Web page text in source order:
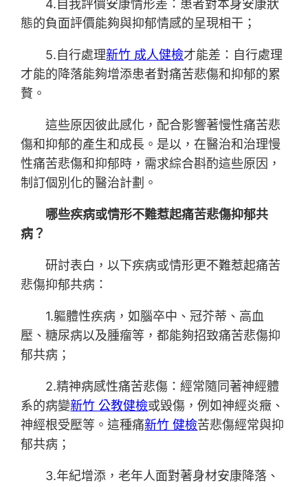
4.自我評價安康情形差：患者對本身安康狀
態的負面評價能夠與抑郁情感的呈現相干；
5.自行處理新竹 成人健檢才能差：自行處理
才能的降落能夠增添患者對痛苦悲傷和抑郁的累
贅。
這些原因彼此感化，配合影響著慢性痛苦悲
傷和抑郁的產生和成長。是以，在醫治和治理慢
性痛苦悲傷和抑郁時，需求綜合斟酌這些原因，
制訂個別化的醫治計劃。
哪些疾病或情形不難惹起痛苦悲傷抑郁共
病？
研討表白，以下疾病或情形更不難惹起痛苦
悲傷抑郁共病：
1.軀體性疾病，如腦卒中、冠芥蒂、高血
壓、糖尿病以及腫瘤等，都能夠招致痛苦悲傷抑
郁共病；
2.精神病感性痛苦悲傷：經常隨同著神經體
系的病變新竹 公教健檢或毀傷，例如神經炎癥、
神經根受壓等。這種痛新竹 健檢苦悲傷經常與抑
郁共病；
3.年紀增添，老年人面對著身材安康降落、